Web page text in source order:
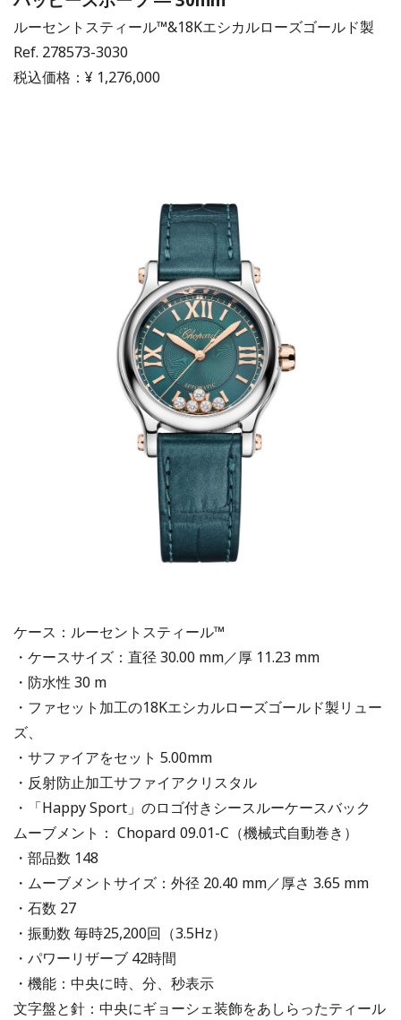
ルーセントスティール™&18Kエシカルローズゴールド製
Ref. 278573-3030
税込価格：¥ 1,276,000
ケース：ルーセントスティール™
・ケースサイズ：直径 30.00 mm／厚 11.23 mm
・防水性 30 m
・ファセット加工の18Kエシカルローズゴールド製リュー
ズ、
・サファイアをセット 5.00mm
・反射防止加工サファイアクリスタル
・「Happy Sport」のロゴ付きシースルーケースバック
ムーブメント： Chopard 09.01-C（機械式自動巻き）
・部品数 148
・ムーブメントサイズ：外径 20.40 mm／厚さ 3.65 mm
・石数 27
・振動数 毎時25,200回（3.5Hz）
・パワーリザーブ 42時間
・機能：中央に時、分、秒表示
文字盤と針：中央にギョーシェ装飾をあしらったティール